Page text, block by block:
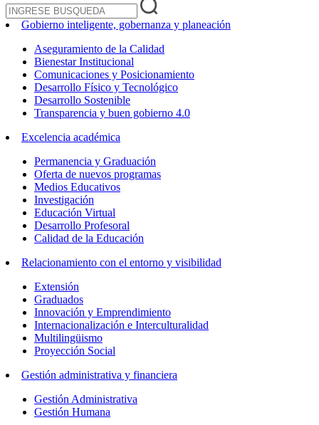
Gobierno inteligente, gobernanza y planeación
Aseguramiento de la Calidad
Bienestar Institucional
Comunicaciones y Posicionamiento
Desarrollo Físico y Tecnológico
Desarrollo Sostenible
Transparencia y buen gobierno 4.0
Excelencia académica
Permanencia y Graduación
Oferta de nuevos programas
Medios Educativos
Investigación
Educación Virtual
Desarrollo Profesoral
Calidad de la Educación
Relacionamiento con el entorno y visibilidad
Extensión
Graduados
Innovación y Emprendimiento
Internacionalización e Interculturalidad
Multilingüismo
Proyección Social
Gestión administrativa y financiera
Gestión Administrativa
Gestión Humana